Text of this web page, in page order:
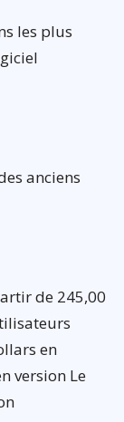
les plus
anciens
de 245,00
en
version Le